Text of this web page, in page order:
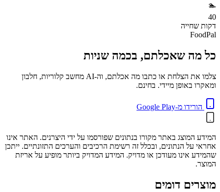
🏊
40
דקות שחייה
FoodPal
כל מה שאכלתם, בכמה שניות
צלמו את הצלחת או כתבו מה אכלתם, וה-AI מחשב קלוריות, חלבון
ומאקרו באופן מיידי. בחינם.
הורידו מ-Google Play
המידע המוצג באתר מקורו בנתונים שפורסמו על ידי היצרנים. האתר אינו
אחראי על הנתונים, ובכלל זה רשימת הרכיבים והערכים התזונתיים. ייתכן
שהמידע אינו מעודכן או מדויק. המידע המדויק ביותר מופיע על אריזת
המוצר.
מוצרים דומים